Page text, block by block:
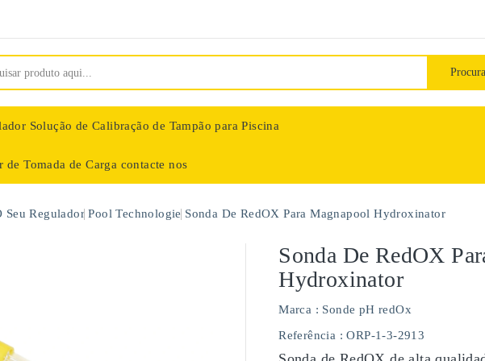
Solução de Calibração de Tampão para Piscina
de Tomada de Carga contacte nos
Seu Regulador Pool Technologie Sonda De RedOX Para Magnapool Hydroxinator
Sonda De RedOX
Hydroxinator
Marca : Sonde pH redOx
Referência : ORP-1-3-2913